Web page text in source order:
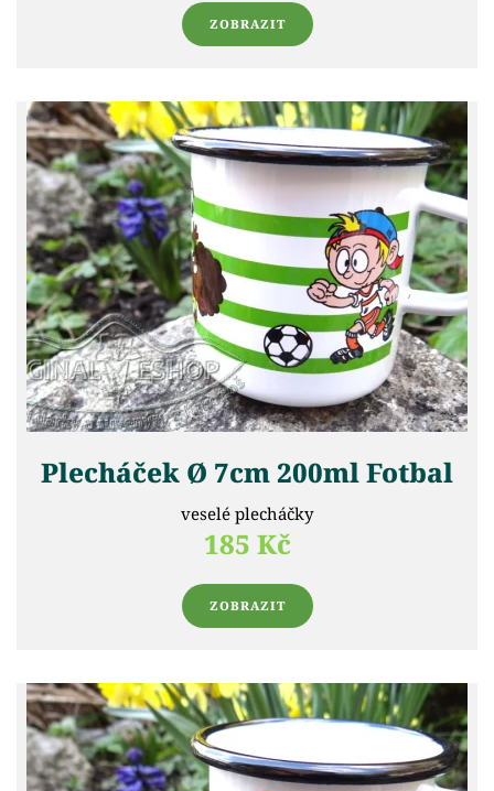
ZOBRAZIT
Plecháček Ø 7cm 200ml Fotbal
veselé plecháčky
185 Kč
ZOBRAZIT